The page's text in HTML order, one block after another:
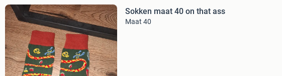
Sokken maat 40 on that ass
Maat 40